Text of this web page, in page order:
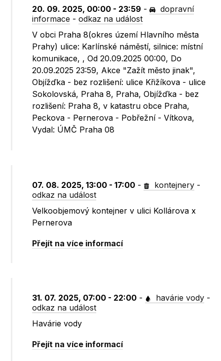
20. 09. 2025, 00:00 - 23:59 -
dopravní
informace -odkaz na událost
V obci Praha 8(okres území Hlavního města
Prahy) ulice: Karlínské náměstí, silnice: místní
komunikace, , Od 20.09.2025 00:00, Do
20.09.2025 23:59, Akce "Zažít město jinak",
Objížďka - bez rozlišení: ulice Křižíkova - ulice
Sokolovská, Praha 8, Praha, Objížďka - bez
rozlišení: Praha 8, v katastru obce Praha,
Peckova - Pernerova - Pobřežní - Vítkova,
Vydal: ÚMČ Praha 08
07. 08. 2025, 13:00 - 17:00 - kontejnery -
odkaz na událost
Velkoobjemový kontejner v ulici Kollárova x
Pernerova
Přejít na více informací
31. 07. 2025, 07:00 - 22:00 - havárie vody -
odkaz na událost
Havárie vody
Přejít na více informací